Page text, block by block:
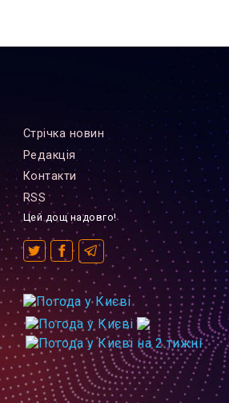
Стрiчка новин
Редакцiя
Контакти
RSS
Цей дощ надовго!